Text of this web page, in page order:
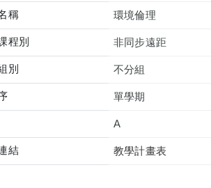
稱 環境倫理
程別 非同步遠距
別 不分組
單學期
A
結 教學計畫表